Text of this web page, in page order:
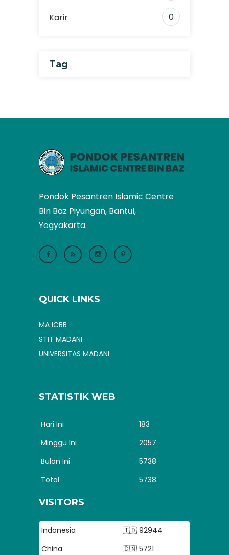
Karir 0
Tag
Pondok Pesantren Islamic Centre
Bin Baz Piyungan, Bantul,
Yogyakarta.
QUICK LINKS
MA ICBB
STIT MADANI
UNIVERSITAS MADANI
STATISTIK WEB
Hari Ini
183
Minggu Ini
2057
Bulan Ini
5738
Total
5738
VISITORS
Indonesia
🇮🇩 92944
China
🇨🇳 5721